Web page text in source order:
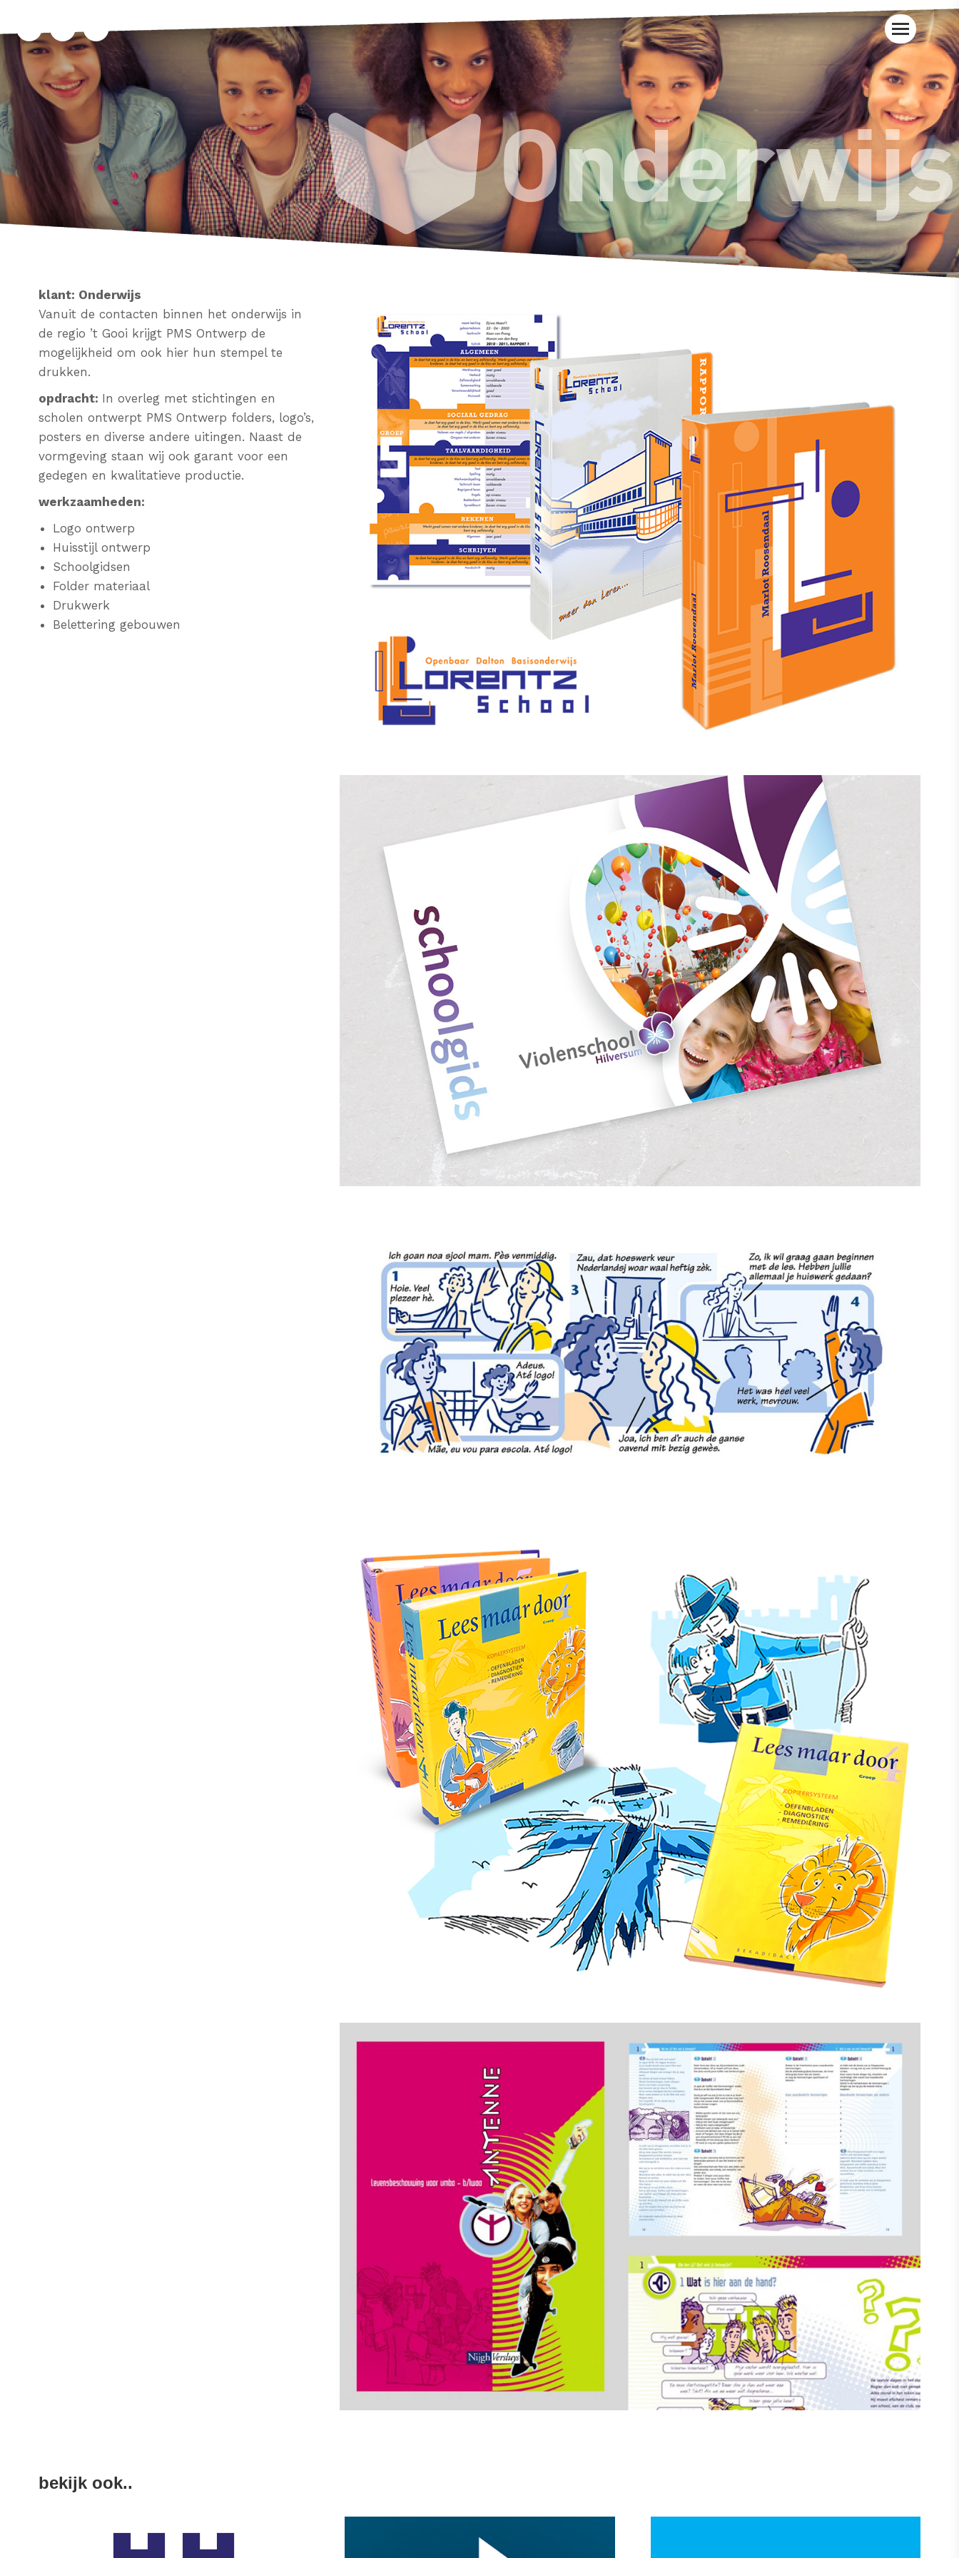
klant: Onderwijs
Vanuit de contacten binnen het onderwijs in
de regio ’t Gooi krijgt PMS Ontwerp de
mogelijkheid om ook hier hun stempel te
drukken.
opdracht: In overleg met stichtingen en
scholen ontwerpt PMS Ontwerp folders, logo’s,
posters en diverse andere uitingen. Naast de
vormgeving staan wij ook garant voor een
gedegen en kwalitatieve productie.
werkzaamheden:
Logo ontwerp
Huisstijl ontwerp
Schoolgidsen
Folder materiaal
Drukwerk
Belettering gebouwen
bekijk ook..